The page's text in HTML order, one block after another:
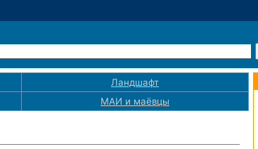
Ландшафт
МАИ и маёвцы